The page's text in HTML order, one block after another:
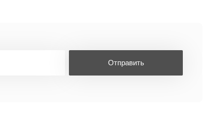
Отправить